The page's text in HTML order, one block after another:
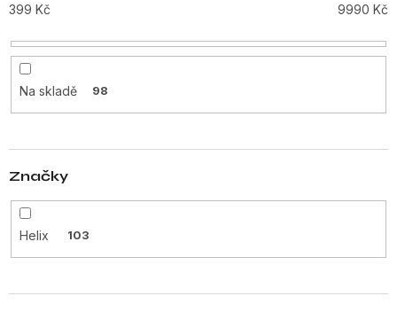
r
o
d
u
t
399 Kč 9990 Kč
Na skladě 98
Značky
Helix 103